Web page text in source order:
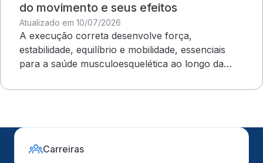
do movimento e seus efeitos
Atualizado em 10/07/2026
A execução correta desenvolve força,
estabilidade, equilíbrio e mobilidade, essenciais
para a saúde musculoesquelética ao longo da
Carreiras